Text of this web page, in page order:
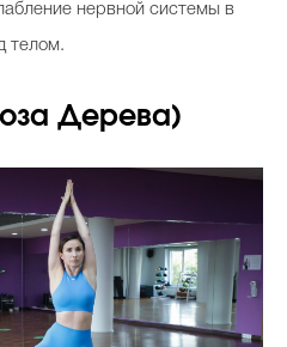
нервной системы в
телом.
Дерева)